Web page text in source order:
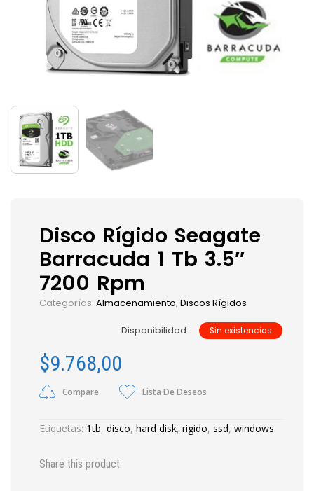
Disco Rígido Seagate
Barracuda 1 Tb 3.5″
7200 Rpm
Categorías: Almacenamiento, Discos Rígidos
Disponibilidad Sin existencias
$9.768,00
Compare Lista De Deseos
Etiquetas: 1tb, disco, hard disk, rigido, ssd, windows
Share this product